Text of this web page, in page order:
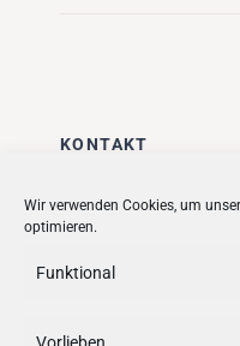
Wir verwenden Cookies, um
optimieren.
Funktional
KONTAKT
Stadt + Handel